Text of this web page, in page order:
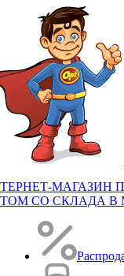
МАГАЗИН
СО СКЛАДА В